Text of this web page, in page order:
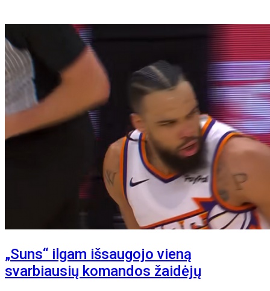
„Suns“ ilgam išsaugojo vieną
svarbiausių komandos žaidėjų